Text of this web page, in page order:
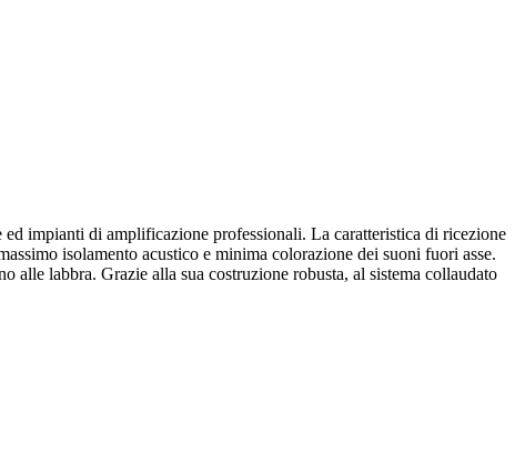
impianti di amplificazione professionali. La caratteristica di ricezione
isolamento acustico e minima colorazione dei suoni fuori asse.
labbra. Grazie alla sua costruzione robusta, al sistema collaudato